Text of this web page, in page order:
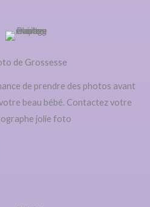
de Grossesse
de prendre des photos avant
beau bébé. Contactez votre
jolie foto